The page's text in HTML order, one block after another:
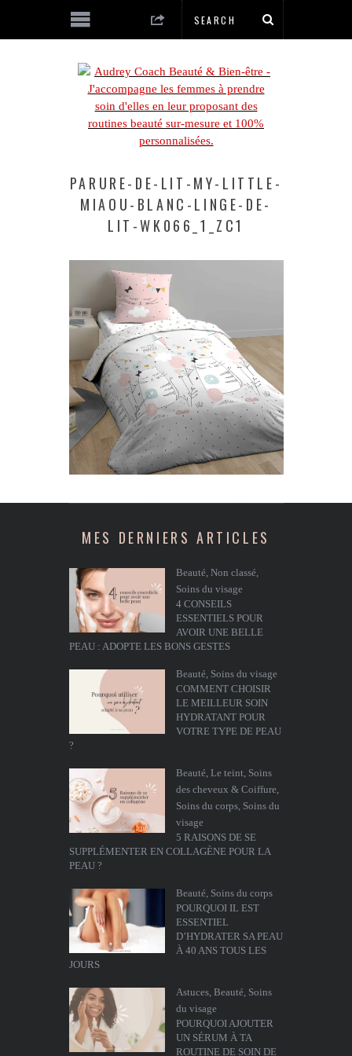
PARURE-DE-LIT-MY-LITTLE-
MIAOU-BLANC-LINGE-DE-
LIT-WK066_1_ZC1
MES DERNIERS ARTICLES
Beauté, Non classé,
Soins du visage
4 CONSEILS
ESSENTIELS POUR
AVOIR UNE BELLE
PEAU : ADOPTE LES BONS GESTES
Beauté, Soins du visage
COMMENT CHOISIR
LE MEILLEUR SOIN
HYDRATANT POUR
VOTRE TYPE DE PEAU
?
Beauté, Le teint, Soins
des cheveux & Coiffure,
Soins du corps, Soins du
visage
5 RAISONS DE SE
SUPPLÉMENTER EN COLLAGÈNE POUR LA
PEAU ?
Beauté, Soins du corps
POURQUOI IL EST
ESSENTIEL
D’HYDRATER SA PEAU
À 40 ANS TOUS LES
JOURS
Astuces, Beauté, Soins
du visage
POURQUOI AJOUTER
UN SÉRUM À TA
ROUTINE DE SOIN DE